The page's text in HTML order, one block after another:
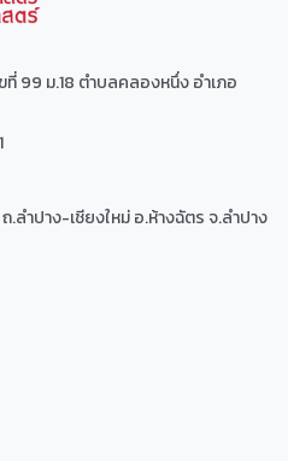
ที่ 99 ม.18 ตำบลคลองหนึ่ง อำเภอ
.ลำปาง-เชียงใหม่ อ.ห้างฉัตร จ.ลำปาง